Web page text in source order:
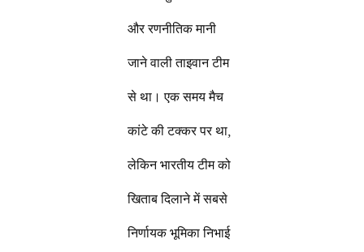
और रणनीतिक मानी
जाने वाली ताइवान टीम
से था। एक समय मैच
कांटे की टक्कर पर था,
लेकिन भारतीय टीम को
खिताब दिलाने में सबसे
निर्णायक भूमिका निभाई